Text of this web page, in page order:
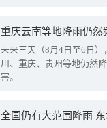
重庆云南等地降雨仍然
未来三天（8月4日至6日
川、重庆、贵州等地仍然
害。
全国仍有大范围降雨